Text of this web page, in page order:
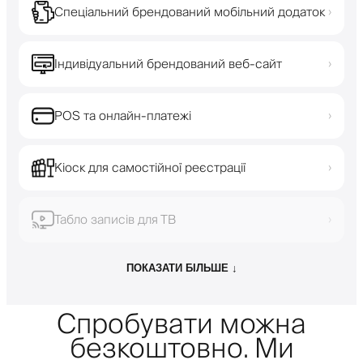
Спеціальний брендований мобільний додаток ›
Індивідуальний брендований веб-сайт ›
POS та онлайн-платежі ›
Кіоск для самостійної реєстрації ›
Табло записів для ТВ ›
ПОКАЗАТИ БІЛЬШЕ ↓
Спробувати можна
безкоштовно. Ми